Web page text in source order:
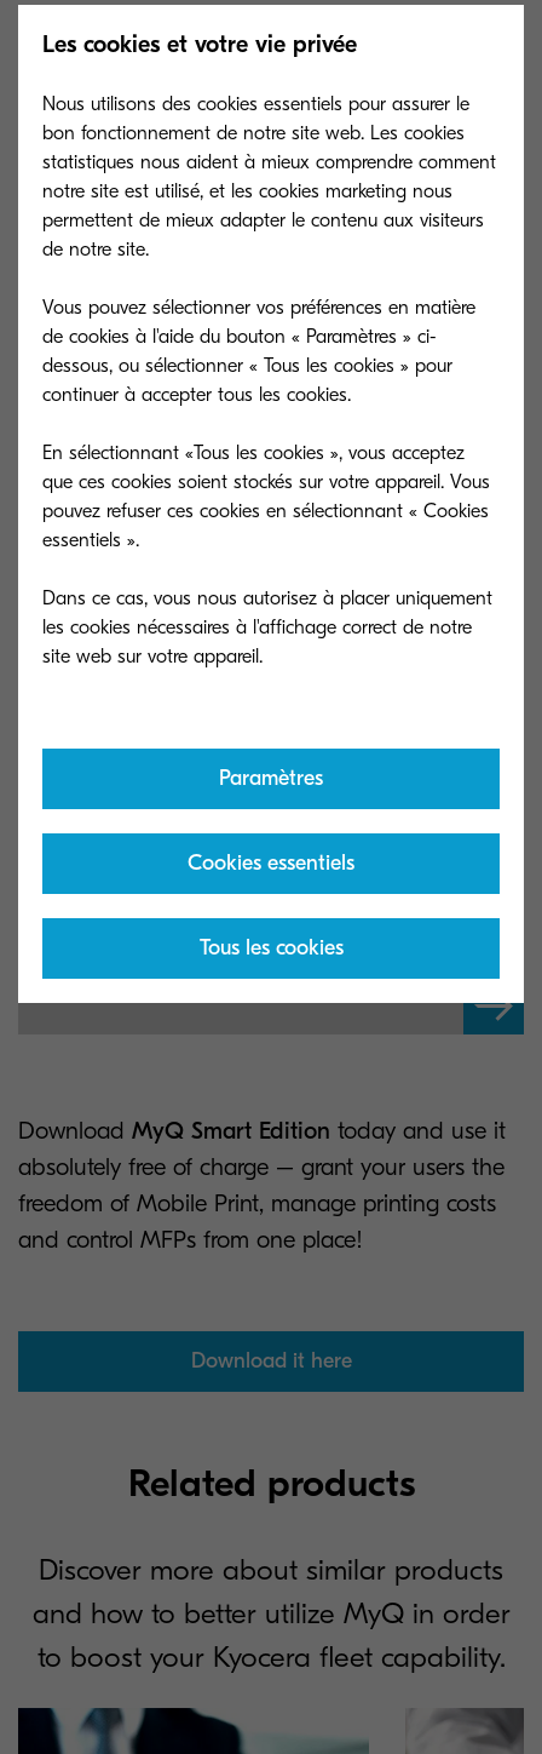
Learn more about the advanced
features of MyQ X’s value-added
solutions.
MyQ X Mobile Client
Unlock the MFP, print, manage jobs and
report issues from the convenience of a
MyQ X
Downloads
MyQ Documentation
Download MyQ Smart Edition today and use it
absolutely free of charge – grant your users the
freedom of Mobile Print, manage printing costs
and control MFPs from one place!
Download it here
Related products
Discover more about similar products
and how to better utilize MyQ in order
to boost your Kyocera fleet capability.
Les cookies et votre vie privée
Nous utilisons des cookies essentiels pour assurer le
bon fonctionnement de notre site web. Les cookies
statistiques nous aident à mieux comprendre comment
notre site est utilisé, et les cookies marketing nous
permettent de mieux adapter le contenu aux visiteurs
de notre site.
Vous pouvez sélectionner vos préférences en matière
de cookies à l'aide du bouton « Paramètres » ci-
dessous, ou sélectionner « Tous les cookies » pour
continuer à accepter tous les cookies.
En sélectionnant «Tous les cookies », vous acceptez
que ces cookies soient stockés sur votre appareil. Vous
pouvez refuser ces cookies en sélectionnant « Cookies
essentiels ».
Dans ce cas, vous nous autorisez à placer uniquement
les cookies nécessaires à l'affichage correct de notre
Paramètres
Cookies essentiels
Tous les cookies